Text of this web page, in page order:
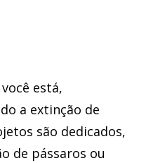
está,
a extinção de
são dedicados,
de pássaros ou